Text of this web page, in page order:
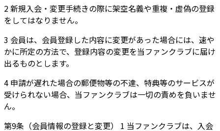
2 新規入会・変更手続きの際に架空名義や重複・虚偽の登録
をしてはなりません。
3 会員は、会員登録した内容に変更があった場合には、速や
かに所定の方法で、登録内容の変更を当ファンクラブに届け
出るものとします。
4 申請が遅れた場合の郵便物等の不達、特典等のサービスが
受けられない場合、当ファンクラブは一切の責めを負いませ
ん。
第9条（会員情報の登録と変更） 1 当ファンクラブは、入会